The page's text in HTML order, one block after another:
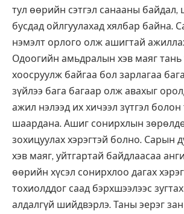
тул өөрийн сэтгэл санааны байдал,
бусдад ойлгуулахад хялбар байна.
нэмэлт орлого олж ашигтай
Одоогийн амьдралын хэв маяг тань
хоосруулж байгаа бол зарлагаа
зүйлээ бага багаар олж авахыг
ажил нэлээд их хичээл зүтгэл болон
шаардана. Ашиг сонирхлын
зохицуулах хэрэгтэй болно. Сарын
хэв маяг, уйтгартай байдлаасаа
өөрийн хүсэл сонирхлоо дагах
тохиолддог саад бэрхшээлээс
алдалгүй шийдвэрлэ. Таны эерэг